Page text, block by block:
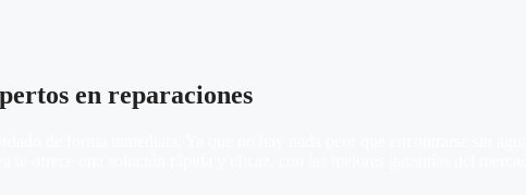
en reparaciones